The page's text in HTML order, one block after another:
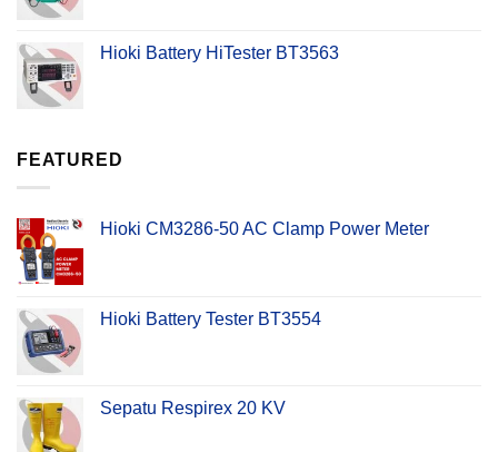
Hioki Battery HiTester BT3563
FEATURED
Hioki CM3286-50 AC Clamp Power Meter
Hioki Battery Tester BT3554
Sepatu Respirex 20 KV